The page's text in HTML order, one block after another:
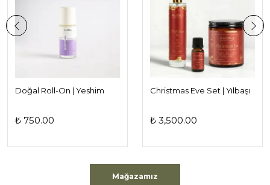
Doğal Roll-On | Yeshim
₺ 750.00
Christmas Eve Set | Yılbaşı
Kokuları
₺ 3,500.00
Mağazamız